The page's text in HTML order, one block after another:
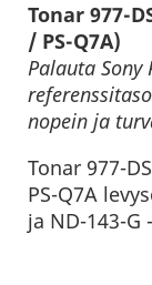
Tonar 977-
/ PS-Q7A)
Palauta Sony
nopein ja
Tonar 977-
PS-Q7A
ja ND-143-G